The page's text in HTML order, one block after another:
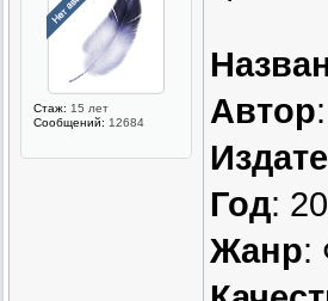
Стаж: 15 лет
Сообщений: 12684
Автор
Год:
Жанр: